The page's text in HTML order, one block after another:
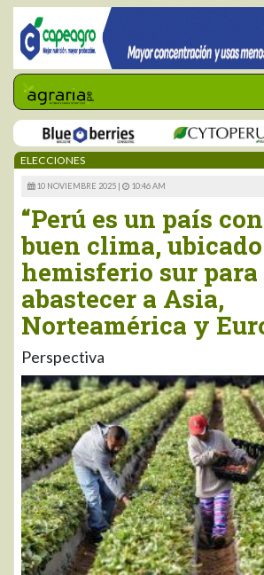
ELECCIONES
10 NOVIEMBRE 2025 | 10:46 AM
“Perú es un país
buen clima,
hemisferio sur para
abastecer a Asia,
Norteamérica y
Perspectiva